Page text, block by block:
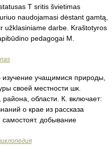
T sritis švietimas
naudojamasi dėstant gamtą,
užklasiniame darbe. Kraštotyros
pedagogai M.
учащимися природы,
своей местности шк.
области. К. включает:
о крае из рассказа
самостоят. добывание